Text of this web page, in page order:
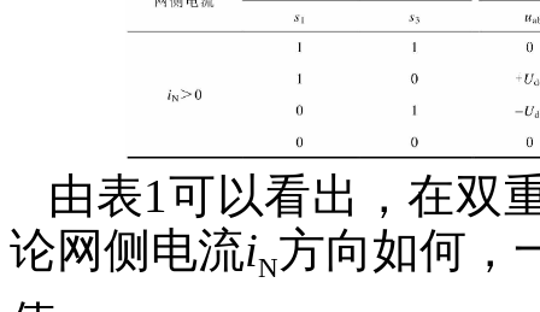
由表1可以看出，在双
论网侧电流iN方向如何，